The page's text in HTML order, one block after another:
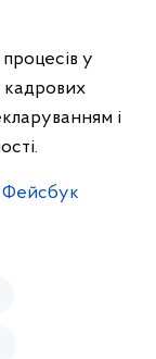
у
кадрових
і
Фейсбук